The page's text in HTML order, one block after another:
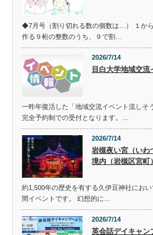
◆7月号（割り切れる数の個数は…） １か
作る９桁の整数のうち、９で割…
2026/7/14
目白大学地域交流
一昨年復活した「地域交流イベント流しそ
完全予約制での受付となります。…
2026/7/14
岩槻夜い宮（い
境内（岩槻区宮町）
約1,500年の歴史を有する久伊豆神社にお
間イベントです。 幻想的に…
2026/7/14
英会話デイキャ